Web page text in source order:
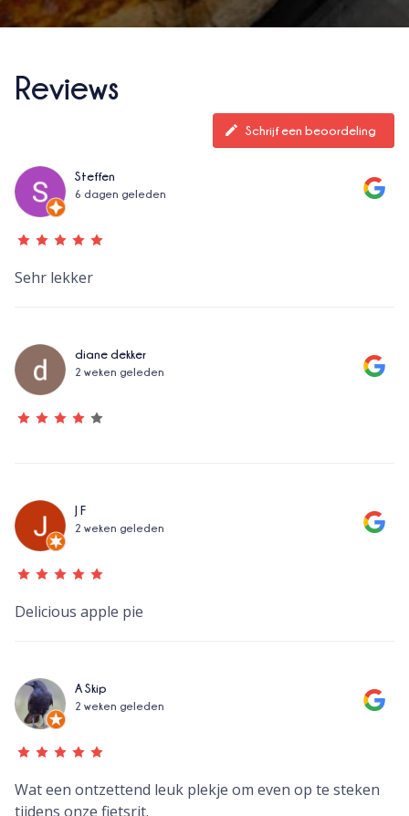
Reviews
Schrijf een beoordeling
Steffen
6 dagen geleden
Sehr lekker
diane dekker
2 weken geleden
J F
2 weken geleden
Delicious apple pie
A Skip
2 weken geleden
Wat een ontzettend leuk plekje om even op te steken
tijdens onze fietsrit.